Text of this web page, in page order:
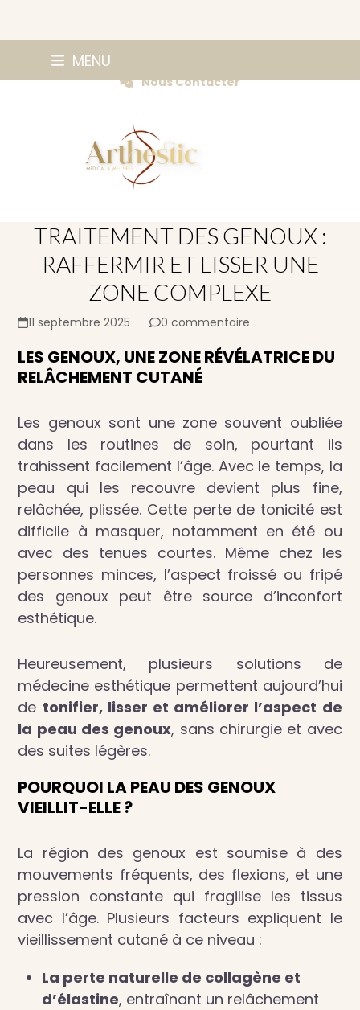
MENU
Nous Contacter
TRAITEMENT DES GENOUX :
RAFFERMIR ET LISSER UNE
ZONE COMPLEXE
11 septembre 2025 0 commentaire
LES GENOUX, UNE ZONE RÉVÉLATRICE DU
RELÂCHEMENT CUTANÉ
Les genoux sont une zone souvent oubliée
dans les routines de soin, pourtant ils
trahissent facilement l’âge. Avec le temps, la
peau qui les recouvre devient plus fine,
relâchée, plissée. Cette perte de tonicité est
difficile à masquer, notamment en été ou
avec des tenues courtes. Même chez les
personnes minces, l’aspect froissé ou fripé
des genoux peut être source d’inconfort
esthétique.
Heureusement, plusieurs solutions de
médecine esthétique permettent aujourd’hui
de tonifier, lisser et améliorer l’aspect de
la peau des genoux, sans chirurgie et avec
des suites légères.
POURQUOI LA PEAU DES GENOUX
VIEILLIT-ELLE ?
La région des genoux est soumise à des
mouvements fréquents, des flexions, et une
pression constante qui fragilise les tissus
avec l’âge. Plusieurs facteurs expliquent le
vieillissement cutané à ce niveau :
La perte naturelle de collagène et
d’élastine, entraînant un relâchement